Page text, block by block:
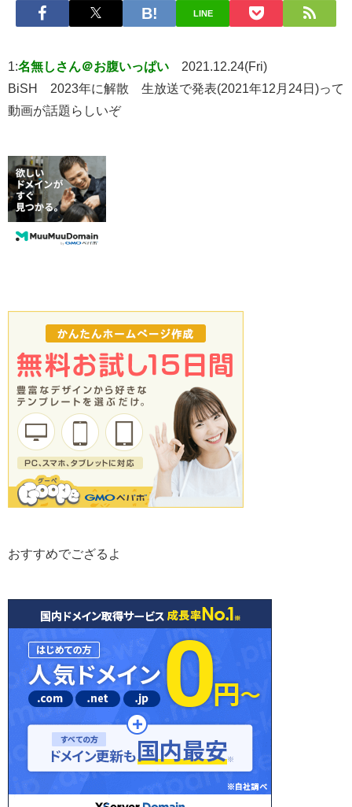
LINE
1:名無しさん＠お腹いっぱい
2021.12.24(Fri)
BiSH 2023年に解散 生放送で発表(2021年12月24日)って
動画が話題らしいぞ
おすすめでござるよ